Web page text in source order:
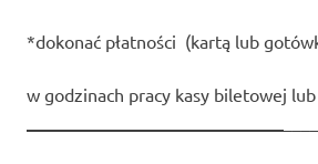
*dokonać płatności (kartą lub
w godzinach pracy kasy biletowej